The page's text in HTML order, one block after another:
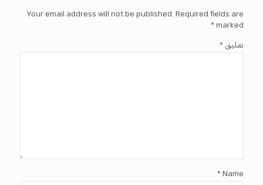
Your email address will not be published. Required fields are
marked
*
تعليق *
Name
*